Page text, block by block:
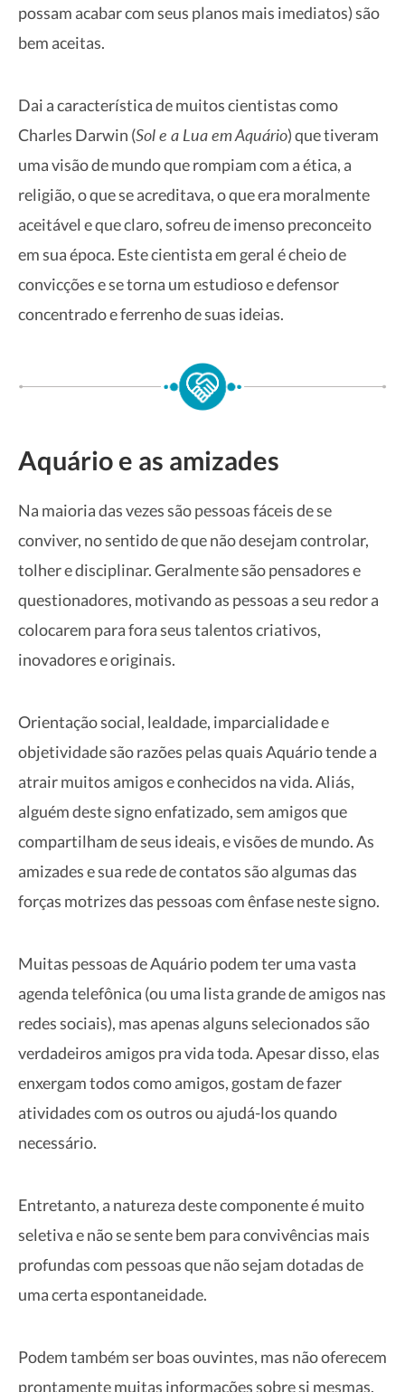
possam acabar com seus planos mais imediatos) são
bem aceitas.
Dai a característica de muitos cientistas como
Charles Darwin (Sol e a Lua em Aquário) que tiveram
uma visão de mundo que rompiam com a ética, a
religião, o que se acreditava, o que era moralmente
aceitável e que claro, sofreu de imenso preconceito
em sua época. Este cientista em geral é cheio de
convicções e se torna um estudioso e defensor
concentrado e ferrenho de suas ideias.
Aquário e as amizades
Na maioria das vezes são pessoas fáceis de se
conviver, no sentido de que não desejam controlar,
tolher e disciplinar. Geralmente são pensadores e
questionadores, motivando as pessoas a seu redor a
colocarem para fora seus talentos criativos,
inovadores e originais.
Orientação social, lealdade, imparcialidade e
objetividade são razões pelas quais Aquário tende a
atrair muitos amigos e conhecidos na vida. Aliás,
alguém deste signo enfatizado, sem amigos que
compartilham de seus ideais, e visões de mundo. As
amizades e sua rede de contatos são algumas das
forças motrizes das pessoas com ênfase neste signo.
Muitas pessoas de Aquário podem ter uma vasta
agenda telefônica (ou uma lista grande de amigos nas
redes sociais), mas apenas alguns selecionados são
verdadeiros amigos pra vida toda. Apesar disso, elas
enxergam todos como amigos, gostam de fazer
atividades com os outros ou ajudá-los quando
necessário.
Entretanto, a natureza deste componente é muito
seletiva e não se sente bem para convivências mais
profundas com pessoas que não sejam dotadas de
uma certa espontaneidade.
Podem também ser boas ouvintes, mas não oferecem
prontamente muitas informações sobre si mesmas.